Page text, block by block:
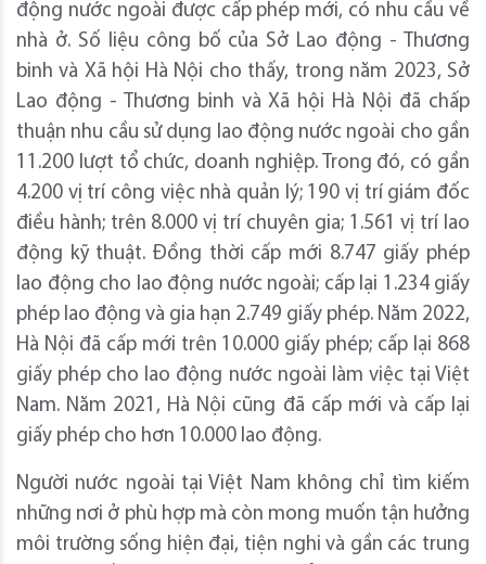
động nước ngoài được cấp phép mới, có nhu cầu về
nhà ở. Số liệu công bố của Sở Lao động - Thương
binh và Xã hội Hà Nội cho thấy, trong năm 2023, Sở
Lao động - Thương binh và Xã hội Hà Nội đã chấp
thuận nhu cầu sử dụng lao động nước ngoài cho gần
11.200 lượt tổ chức, doanh nghiệp. Trong đó, có gần
4.200 vị trí công việc nhà quản lý; 190 vị trí giám đốc
điều hành; trên 8.000 vị trí chuyên gia; 1.561 vị trí lao
động kỹ thuật. Đồng thời cấp mới 8.747 giấy phép
lao động cho lao động nước ngoài; cấp lại 1.234 giấy
phép lao động và gia hạn 2.749 giấy phép. Năm 2022,
Hà Nội đã cấp mới trên 10.000 giấy phép; cấp lại 868
giấy phép cho lao động nước ngoài làm việc tại Việt
Nam. Năm 2021, Hà Nội cũng đã cấp mới và cấp lại
giấy phép cho hơn 10.000 lao động.
Người nước ngoài tại Việt Nam không chỉ tìm kiếm
những nơi ở phù hợp mà còn mong muốn tận hưởng
môi trường sống hiện đại, tiện nghi và gần các trung